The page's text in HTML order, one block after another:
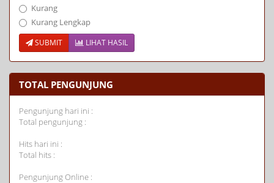
Kurang
Kurang Lengkap
SUBMIT LIHAT HASIL
TOTAL PENGUNJUNG
Pengunjung hari ini :
Total pengunjung :
Hits hari ini :
Total hits :
Pengunjung Online :